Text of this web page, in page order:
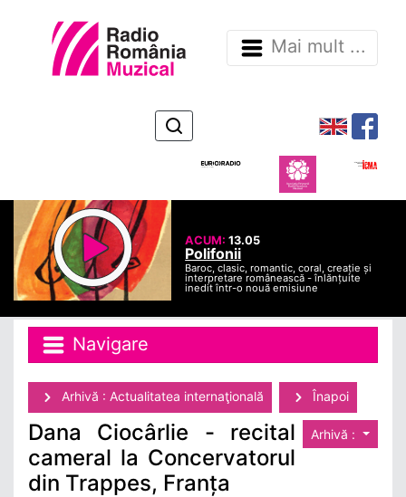
Mai mult ...
ACUM:13.05
Polifonii
Baroc, clasic, romantic, coral, creație și
interpretare românească - înlănțuite
inedit într-o nouă emisiune
Navigare
Arhivă : Actualitatea internaţională Înapoi
Arhivă :
Dana Ciocârlie - recital
cameral la Concervatorul
din Trappes, Franța